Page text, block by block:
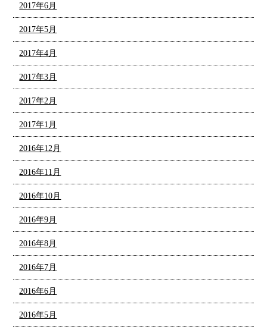
2017年6月
2017年5月
2017年4月
2017年3月
2017年2月
2017年1月
2016年12月
2016年11月
2016年10月
2016年9月
2016年8月
2016年7月
2016年6月
2016年5月